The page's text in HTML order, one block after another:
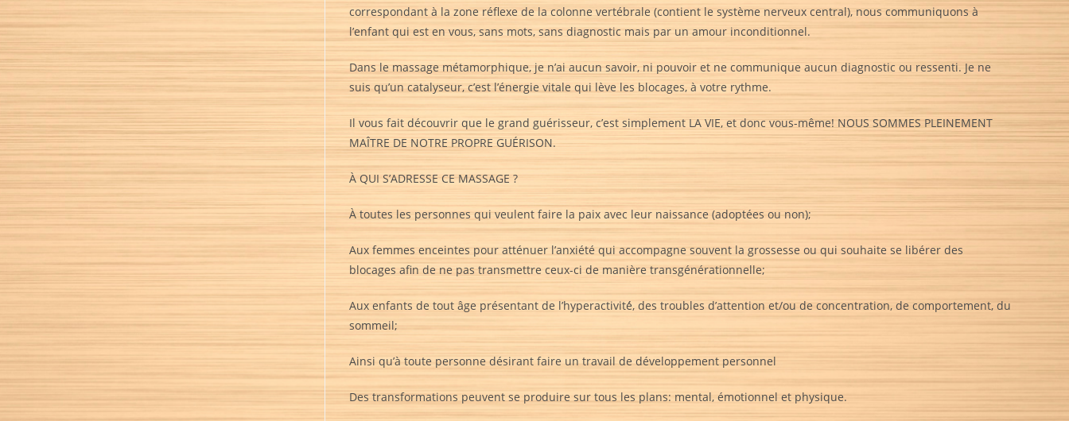
correspondant à la zone réflexe de la colonne vertébrale (contient le système nerveux central), nous communiquons à
l’enfant qui est en vous, sans mots, sans diagnostic mais par un amour inconditionnel.
Dans le massage métamorphique, je n’ai aucun savoir, ni pouvoir et ne communique aucun diagnostic ou ressenti. Je ne
suis qu’un catalyseur, c’est l’énergie vitale qui lève les blocages, à votre rythme.
Il vous fait découvrir que le grand guérisseur, c’est simplement LA VIE, et donc vous-même! NOUS SOMMES PLEINEMENT
MAÎTRE DE NOTRE PROPRE GUÉRISON.
À QUI S’ADRESSE CE MASSAGE ?
À toutes les personnes qui veulent faire la paix avec leur naissance (adoptées ou non);
Aux femmes enceintes pour atténuer l’anxiété qui accompagne souvent la grossesse ou qui souhaite se libérer des
blocages afin de ne pas transmettre ceux-ci de manière transgénérationnelle;
Aux enfants de tout âge présentant de l’hyperactivité́, des troubles d’attention et/ou de concentration, de comportement, du
sommeil;
Ainsi qu’à toute personne désirant faire un travail de développement personnel
Des transformations peuvent se produire sur tous les plans: mental, émotionnel et physique.